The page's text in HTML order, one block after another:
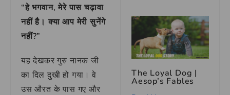
“हे भगवान, मेरे पास चढ़ावा
नहीं है। क्या आप मेरी सुनेंगे
नहीं?”
यह देखकर गुरु नानक जी
का दिल दुखी हो गया। वे
उस औरत के पास गए और
The Loyal Dog |
Aesop’s Fables